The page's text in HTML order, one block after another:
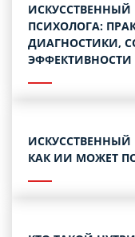
ИСКУССТВЕННЫЙ
ПСИХОЛОГА:
ДИАГНОСТИКИ,
ЭФФЕКТИВНОСТИ
КАК ИИ МОЖЕТ